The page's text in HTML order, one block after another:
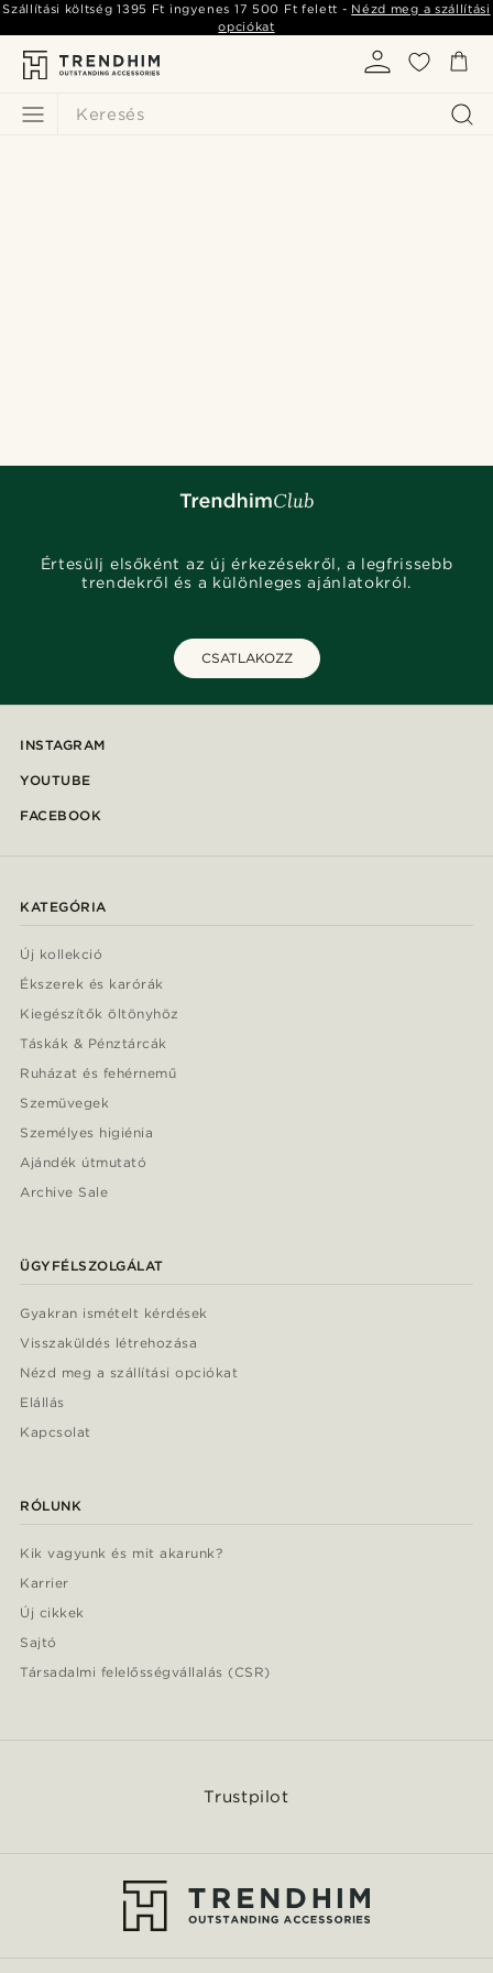
Keresés
Szállítási költség1395 Ft ingyenes 17 500 Ft felett - Nézd meg a szállítási
opciókat
Értesülj elsőként az új érkezésekről, a legfrissebb
trendekről és a különleges ajánlatokról.
CSATLAKOZZ
INSTAGRAM
YOUTUBE
FACEBOOK
KATEGÓRIA
Új kollekció
Ékszerek és karórák
Kiegészítők öltönyhöz
Táskák & Pénztárcák
Ruházat és fehérnemű
Szemüvegek
Személyes higiénia
Ajándék útmutató
Archive Sale
ÜGYFÉLSZOLGÁLAT
Gyakran ismételt kérdések
Visszaküldés létrehozása
Nézd meg a szállítási opciókat
Elállás
Kapcsolat
RÓLUNK
Kik vagyunk és mit akarunk?
Karrier
Új cikkek
Sajtó
Társadalmi felelősségvállalás (CSR)
Trustpilot